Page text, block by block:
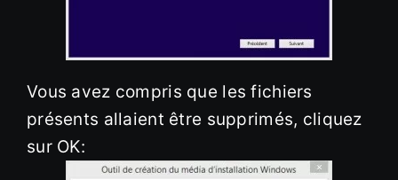
Vous avez compris que les fichiers
présents allaient être supprimés, cliquez
sur OK: